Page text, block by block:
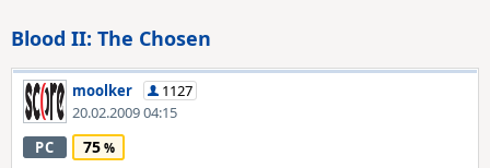
Blood II: The Chosen
moolker
1127
20.02.2009 04:15
PC
75